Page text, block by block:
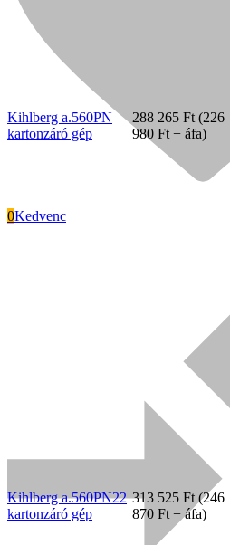
0Kedvenc
Kihlberg a.560PN
kartonzáró gép
288 265 Ft (226
980 Ft + áfa)
Kihlberg a.560PN22
kartonzáró gép
313 525 Ft (246
870 Ft + áfa)